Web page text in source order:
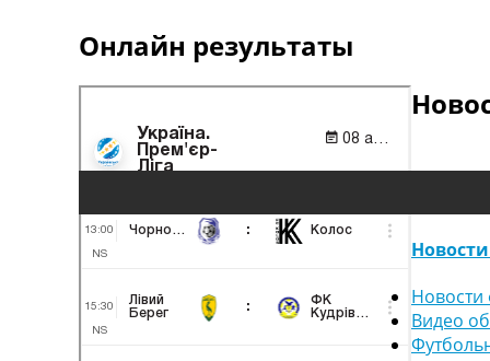
Онлайн результаты
Новости
Видео